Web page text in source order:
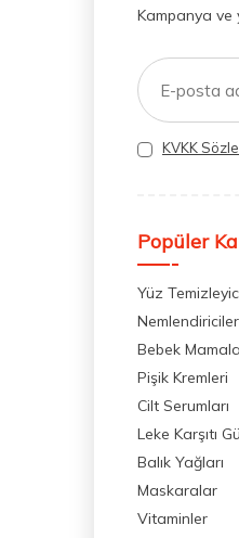
Kampanya ve
KVKK
Popüler
Yüz
Nemlendiriciler
Bebek
Pişik Kremleri
Cilt Serumları
Leke Karşıtı
Balık Yağları
Maskaralar
Vitaminler